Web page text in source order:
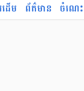
ើម ព័ត៌មាន ចំណេ